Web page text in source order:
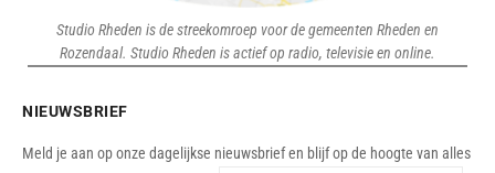
Studio Rheden is de streekomroep voor de gemeenten Rheden en
Rozendaal. Studio Rheden is actief op radio, televisie en online.
NIEUWSBRIEF
Meld je aan op onze dagelijkse nieuwsbrief en blijf op de hoogte van alles